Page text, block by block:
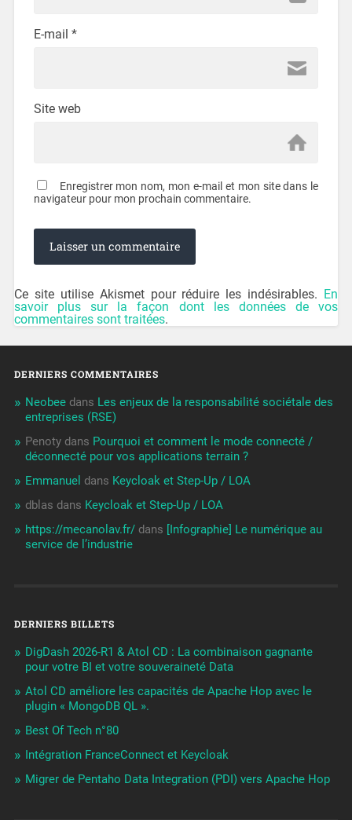
E-mail *
Site web
Enregistrer mon nom, mon e-mail et mon site dans le
navigateur pour mon prochain commentaire.
Ce site utilise Akismet pour réduire les indésirables. En
savoir plus sur la façon dont les données de vos
commentaires sont traitées.
DERNIERS COMMENTAIRES
Neobeedans Les enjeux de la responsabilité sociétale des
entreprises (RSE)
Penotydans Pourquoi et comment le mode connecté /
déconnecté pour vos applications terrain ?
Emmanuel dans Keycloak et Step-Up / LOA
dblas dans Keycloak et Step-Up / LOA
https://mecanolav.fr/dans
[Infographie] Le numérique au
service de l’industrie
DERNIERS BILLETS
DigDash 2026-R1 & Atol CD : La combinaison gagnante
pour votre BI et votre souveraineté Data
Atol CD améliore les capacités de Apache Hop avec le
plugin « MongoDB QL ».
Best Of Tech n°80
Intégration FranceConnect et Keycloak
Migrer de Pentaho Data Integration (PDI) vers Apache Hop